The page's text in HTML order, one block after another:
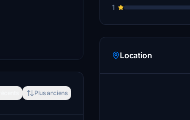
Plus anciens
1
Location